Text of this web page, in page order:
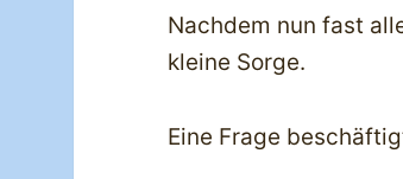
Nachdem nun fast
kleine Sorge.
Eine Frage